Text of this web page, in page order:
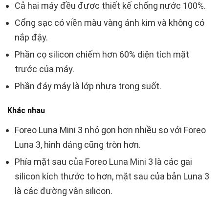
Cả hai máy đều được thiết kế chống nước 100%.
Cổng sạc có viền màu vàng ánh kim và không có
nắp đậy.
Phần cọ silicon chiếm hơn 60% diện tích mặt
trước của máy.
Phần đáy máy là lớp nhựa trong suốt.
Khác nhau
Foreo Luna Mini 3 nhỏ gọn hơn nhiều so với Foreo
Luna 3, hình dáng cũng tròn hơn.
Phía mặt sau của Foreo Luna Mini 3 là các gai
silicon kích thước to hơn, mặt sau của bản Luna 3
là các đường vân silicon.